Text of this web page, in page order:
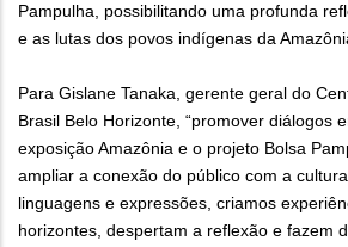
Pampulha, possibilitando uma profunda
e as lutas dos povos indígenas da
Para Gislane Tanaka, gerente geral do
Brasil Belo Horizonte, “promover diálogos
exposição Amazônia e o projeto Bolsa
ampliar a conexão do público com a
linguagens e expressões, criamos
horizontes, despertam a reflexão e fazem